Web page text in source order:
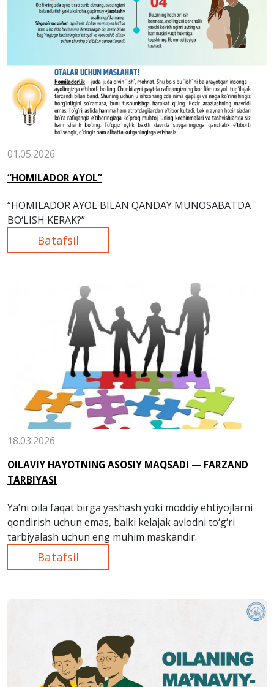
01.05.2026
“HOMILADOR AYOL”
“HOMILADOR AYOL BILAN QANDAY MUNOSABATDA
BO‘LISH KERAK?”
Batafsil
18.03.2026
OILAVIY HAYOTNING ASOSIY MAQSADI — FARZAND
TARBIYASI
Ya’ni oila faqat birga yashash yoki moddiy ehtiyojlarni
qondirish uchun emas, balki kelajak avlodni to‘g‘ri
tarbiyalash uchun eng muhim maskandir.
Batafsil